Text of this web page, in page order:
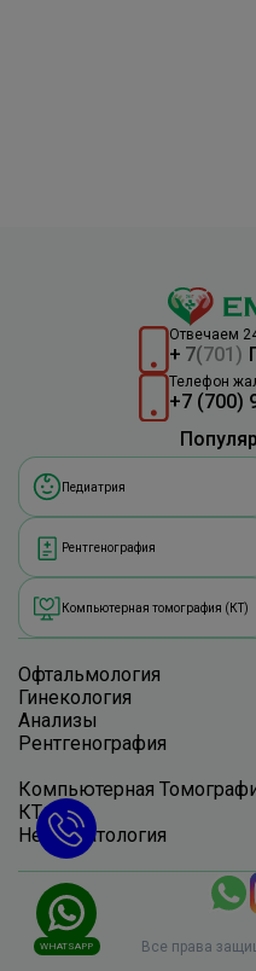
Отвечаем
+ 7(701)
Телефон
+7 (700)
Педиатрия
Рентгенография
Компьютерная томография (КТ)
Офтальмология
Гинекология
Анализы
Рентгенография
Компьютерная
КТ
Невропатология
Все права